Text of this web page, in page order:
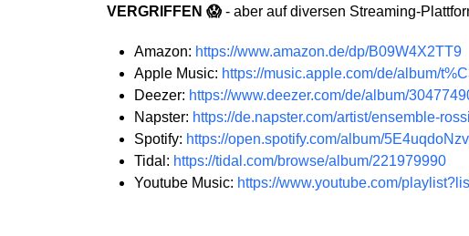
VERGRIFFEN 😱 - aber auf diversen Streaming-
Amazon: https://www.amazon.de/dp/B09W4X2TT9
Apple Music: https://music.apple.com/de/album/
Deezer: https://www.deezer.com/de/album/
Napster: https://de.napster.com/artist/ensemble-
Spotify: https://open.spotify.com/album/
Tidal: https://tidal.com/browse/album/221979990
Youtube Music: https://www.youtube.com/